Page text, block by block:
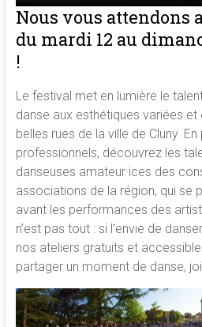
Nous vous attendons
du mardi 12 au
!
Le festival met en lumière le
danse aux esthétiques variées
belles rues de la ville de Cluny.
professionnels, découvrez les
danseuses amateur·ices des
associations de la région, qui se
avant les performances des
n’est pas tout : si l’envie de
nos ateliers gratuits et
partager un moment de danse,